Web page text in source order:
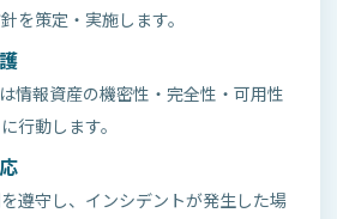
を策定・実施します。
情報資産の機密性・完全性・可用性
行動します。
遵守し、インシデントが発生した場